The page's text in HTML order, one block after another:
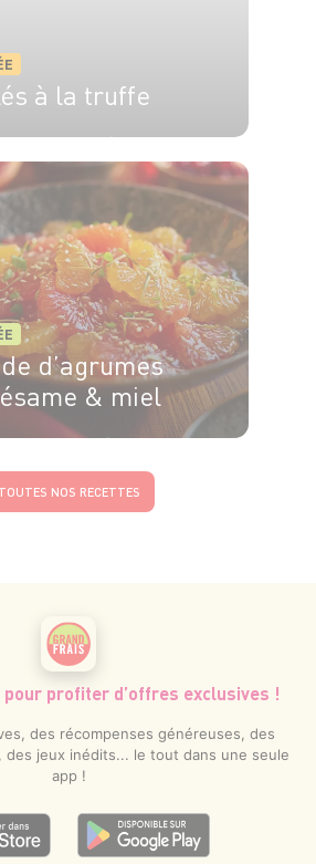
à la truffe
d’agrumes
& miel
TOUTES NOS RECETTES
pour profiter d’offres exclusives !
des récompenses généreuses, des
des jeux inédits... le tout dans une seule
app !